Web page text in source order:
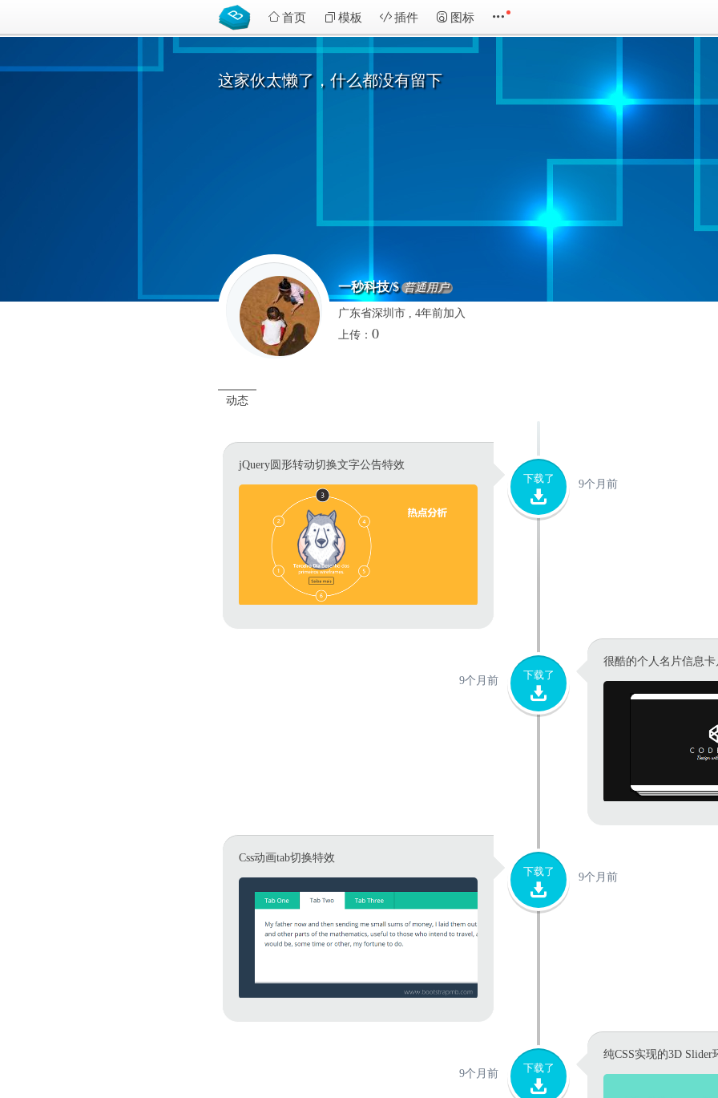
首页 模板 插件 图标
这家伙太懒了，什么都没有留下
一秒科技/$ 普通用户
广东省深圳市 , 4年前加入
上传： 0
动态
9个月前
下载了
jQuery圆形转动切换文字公告特效
9个月前 下载了
很酷的个人名片信息
9个月前
下载了
Css动画tab切换特效
9个月前 下载了
纯CSS实现的3D Slider